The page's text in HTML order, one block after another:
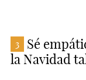
3
Sé
la Navidad